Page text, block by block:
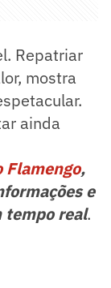
Repatriar
mostra
ainda
Flamengo,
e
tempo real.